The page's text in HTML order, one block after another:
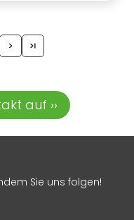
auf ››
Sie uns folgen!